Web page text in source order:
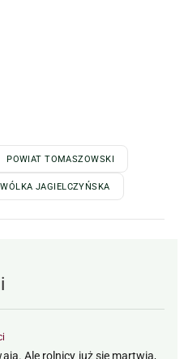
POWIAT TOMASZOWSKI
WÓLKA JAGIELCZYŃSKA
Ale rolnicy już się martwią,